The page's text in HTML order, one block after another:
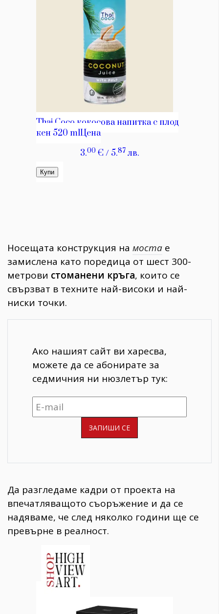
Носещата конструкция на моста е
замислена като поредица от шест 300-
метрови стоманени кръга, които се
свързват в техните най-високи и най-
ниски точки.
Ако нашият сайт ви харесва,
можете да се абонирате за
седмичния ни нюзлетър тук:
Да разгледаме кадри от проекта на
впечатляващото съоръжение и да се
надяваме, че след няколко години ще се
превърне в реалност.